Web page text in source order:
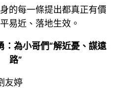
的每一條提出都真正有價
易近、落地生效。
：為小哥們“解近憂、謀遠
路”
友婷